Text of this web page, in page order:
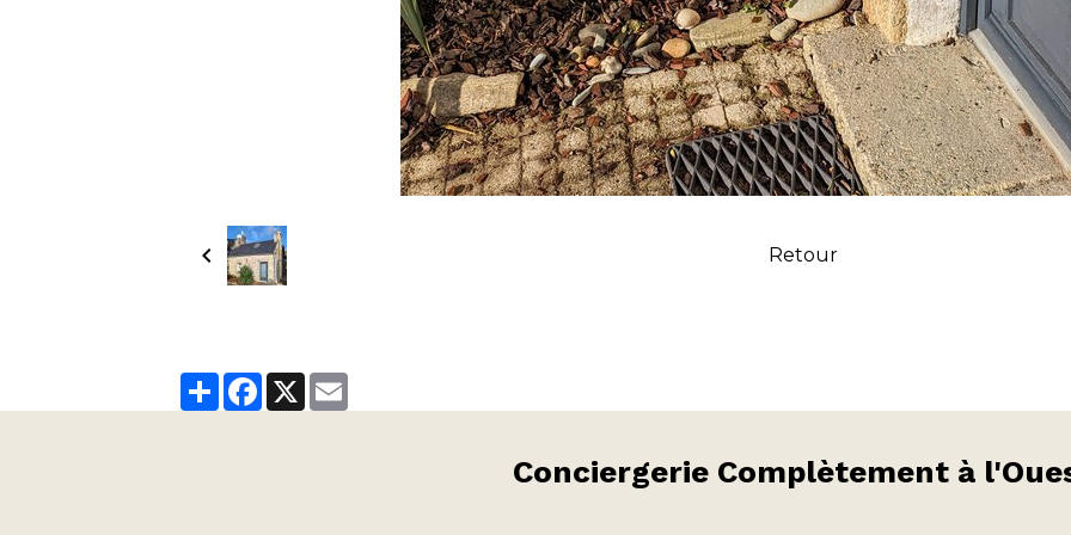
Retour
PartagerFacebook
X
Conciergerie Complètement à